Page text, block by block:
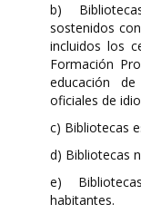
b)
sostenidos
incluidos los
Formación
educación
oficiales de
c) Bibliotecas
d) Bibliotecas
e)
habitantes.